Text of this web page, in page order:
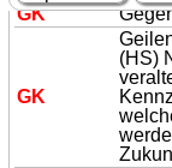
GK
GK
(HS)